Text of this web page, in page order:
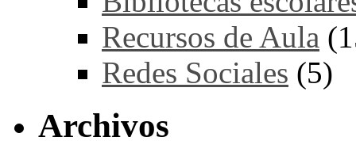
Recursos de Aula
Redes Sociales (5)
Archivos